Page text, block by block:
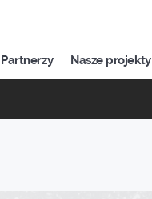
Partnerzy Nasze projekty